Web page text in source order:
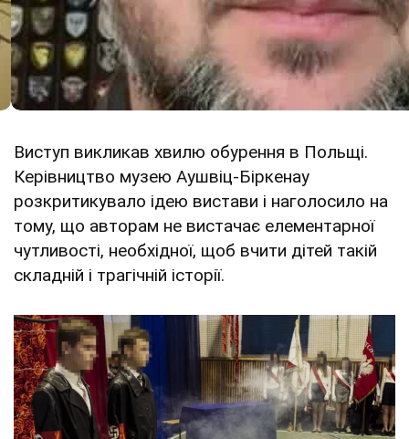
Виступ викликав хвилю обурення в Польщі.
Керівництво музею Аушвіц-Біркенау
розкритикувало ідею вистави і наголосило на
тому, що авторам не вистачає елементарної
чутливості, необхідної, щоб вчити дітей такій
складній і трагічній історії.